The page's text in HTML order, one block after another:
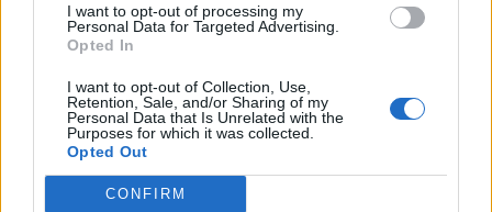
I want to opt-out of processing my
Personal Data for Targeted Advertising.
Opted In
I want to opt-out of Collection, Use,
Retention, Sale, and/or Sharing of my
Personal Data that Is Unrelated with the
Purposes for which it was collected.
Opted Out
CONFIRM